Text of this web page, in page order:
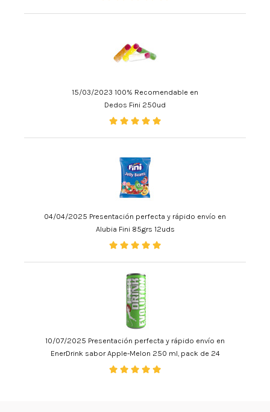
15/03/2023 100% Recomendable en
Dedos Fini 250ud
04/04/2025 Presentación perfecta y rápido envío en
Alubia Fini 85grs 12uds
10/07/2025 Presentación perfecta y rápido envío en
EnerDrink sabor Apple-Melon 250 ml, pack de 24